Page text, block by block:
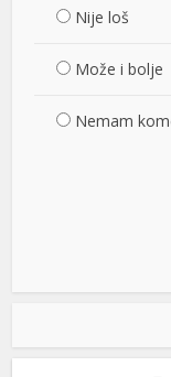
Nije loš
Može i bolje
Nemam